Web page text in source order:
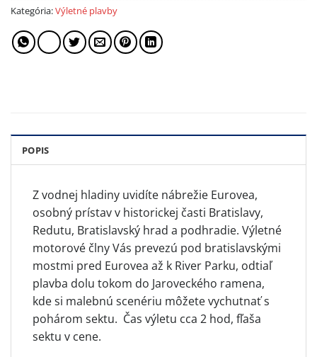
Kategória:Výletné plavby
POPIS
Z vodnej hladiny uvidíte nábrežie Eurovea,
osobný prístav v historickej časti Bratislavy,
Redutu, Bratislavský hrad a podhradie. Výletné
motorové člny Vás prevezú pod bratislavskými
mostmi pred Eurovea až k River Parku, odtiaľ
plavba dolu tokom do Jaroveckého ramena,
kde si malebnú scenériu môžete vychutnať s
pohárom sektu. Čas výletu cca 2 hod, fľaša
sektu v cene.